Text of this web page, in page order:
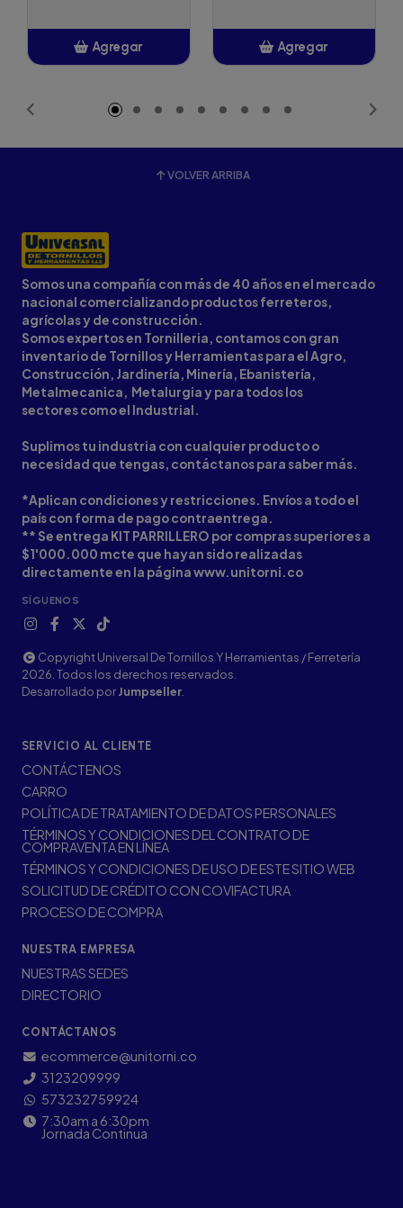
Agregar Agregar
VOLVER ARRIBA
Somos una compañía con más de 40 años en el mercado
nacional comercializando productos ferreteros,
agrícolas y de construcción.
Somos expertos en Tornilleria, contamos con gran
inventario de Tornillos y Herramientas para el Agro,
Construcción, Jardinería, Minería, Ebanistería,
Metalmecanica, Metalurgia y para todos los
sectores como el Industrial.
Suplimos tu industria con cualquier producto o
necesidad que tengas, contáctanos para saber más.
*Aplican condiciones y restricciones. Envíos a todo el
país con forma de pago contraentrega.
** Se entrega KIT PARRILLERO por compras superiores a
$1'000.000 mcte que hayan sido realizadas
directamente en la página www.unitorni.co
SÍGUENOS
Copyright Universal De Tornillos Y Herramientas / Ferretería
2026. Todos los derechos reservados.
Desarrollado porJumpseller
SERVICIO AL CLIENTE
CONTÁCTENOS
CARRO
POLÍTICA DE TRATAMIENTO DE DATOS PERSONALES
TÉRMINOS Y CONDICIONES DEL CONTRATO DE
COMPRAVENTA EN LÍNEA
TÉRMINOS Y CONDICIONES DE USO DE ESTE SITIO WEB
SOLICITUD DE CRÉDITO CON COVIFACTURA
PROCESO DE COMPRA
NUESTRA EMPRESA
NUESTRAS SEDES
DIRECTORIO
CONTÁCTANOS
ecommerce@unitorni.co
3123209999
573232759924
7:30am a 6:30pm
Jornada Continua